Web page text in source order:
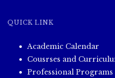
QUICK LINK
Academic Calendar
Cousrses and
Professional Programs